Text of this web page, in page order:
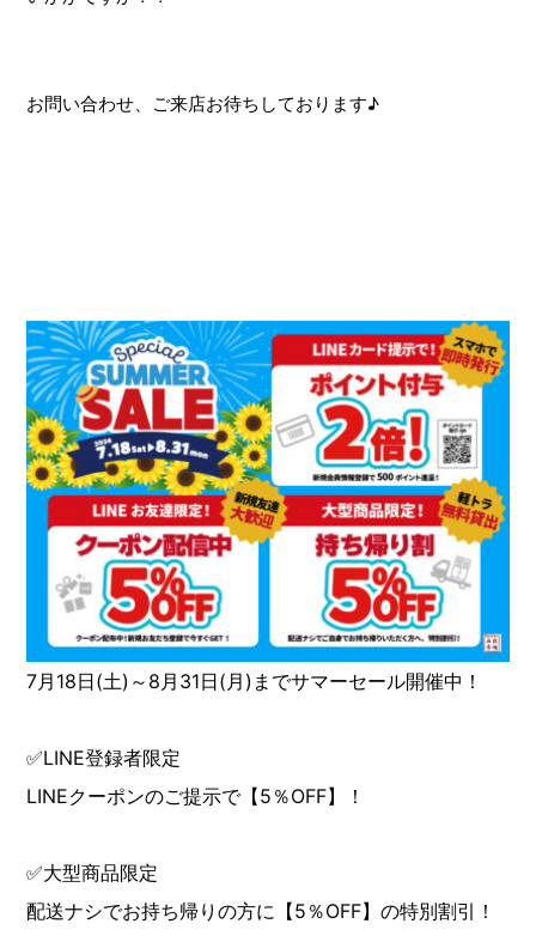
お問い合わせ、ご来店お待ちしております♪
7月18日(土)～8月31日(月)までサマーセール開催中！
✅LINE登録者限定
LINEクーポンのご提示で【5％OFF】！
✅大型商品限定
配送ナシでお持ち帰りの方に【5％OFF】の特別割引！